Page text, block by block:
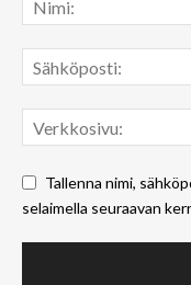
Tallenna nimi,
selaimella seuraavan